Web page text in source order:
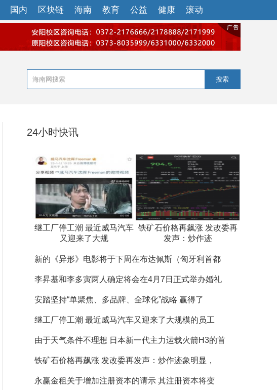
国内 区块链 海南 教育 公益 健康 滚动
搜索
24小时快讯
继工厂停工潮 最近威马汽车
又迎来了大规
铁矿石价格再飙涨 发改委再
发声：炒作迹
新的《异形》电影将于下周在布达佩斯（匈牙利首都
李昇基和李多寅两人确定将会在4月7日正式举办婚礼
安踏坚持“单聚焦、多品牌、全球化”战略 赢得了
继工厂停工潮 最近威马汽车又迎来了大规模的员工
由于天气条件不理想 日本新一代主力运载火箭H3的首
铁矿石价格再飙涨 发改委再发声：炒作迹象明显，
永赢金租关于增加注册资本的请示 其注册资本将变